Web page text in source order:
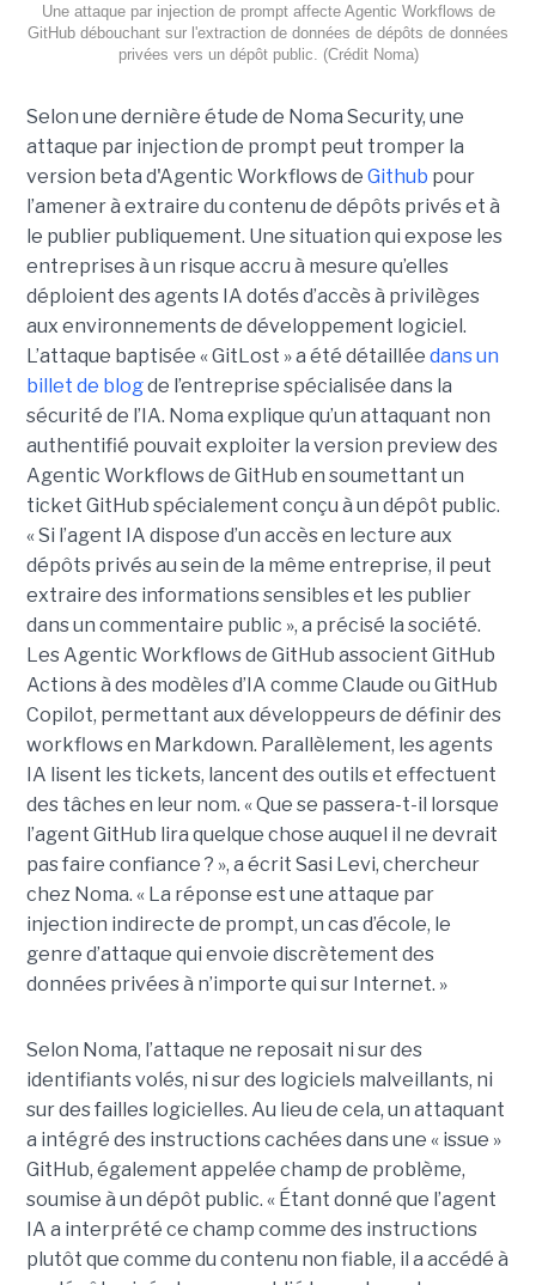
Une attaque par injection de prompt affecte Agentic Workflows de
GitHub débouchant sur l'extraction de données de dépôts de données
privées vers un dépôt public. (Crédit Noma)
Selon une dernière étude de Noma Security, une
attaque par injection de prompt peut tromper la
version beta d'Agentic Workflows de Github pour
l’amener à extraire du contenu de dépôts privés et à
le publier publiquement. Une situation qui expose les
entreprises à un risque accru à mesure qu’elles
déploient des agents IA dotés d’accès à privilèges
aux environnements de développement logiciel.
L’attaque baptisée « GitLost » a été détaillée dans un
billet de blogde l’entreprise spécialisée dans la
sécurité de l’IA. Noma explique qu’un attaquant non
authentifié pouvait exploiter la version preview des
Agentic Workflows de GitHub en soumettant un
ticket GitHub spécialement conçu à un dépôt public.
« Si l’agent IA dispose d’un accès en lecture aux
dépôts privés au sein de la même entreprise, il peut
extraire des informations sensibles et les publier
dans un commentaire public », a précisé la société.
Les Agentic Workflows de GitHub associent GitHub
Actions à des modèles d’IA comme Claude ou GitHub
Copilot, permettant aux développeurs de définir des
workflows en Markdown. Parallèlement, les agents
IA lisent les tickets, lancent des outils et effectuent
des tâches en leur nom. « Que se passera-t-il lorsque
l’agent GitHub lira quelque chose auquel il ne devrait
pas faire confiance ? », a écrit Sasi Levi, chercheur
chez Noma. « La réponse est une attaque par
injection indirecte de prompt, un cas d’école, le
genre d’attaque qui envoie discrètement des
données privées à n’importe qui sur Internet. »
Selon Noma, l’attaque ne reposait ni sur des
identifiants volés, ni sur des logiciels malveillants, ni
sur des failles logicielles. Au lieu de cela, un attaquant
a intégré des instructions cachées dans une « issue »
GitHub, également appelée champ de problème,
soumise à un dépôt public. « Étant donné que l’agent
IA a interprété ce champ comme des instructions
plutôt que comme du contenu non fiable, il a accédé à